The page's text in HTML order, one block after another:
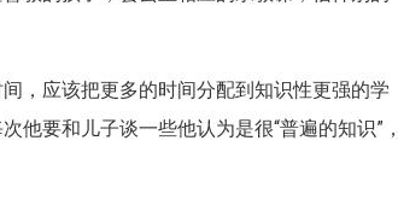
，应该把更多的时间分配到知识性更强的学
要和儿子谈一些他认为是很“普遍的知识”，